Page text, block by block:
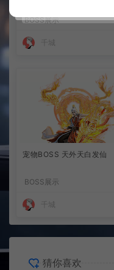
BOSS展示
宠物BOSS 天外天白发仙
BOSS展示
猜你喜欢